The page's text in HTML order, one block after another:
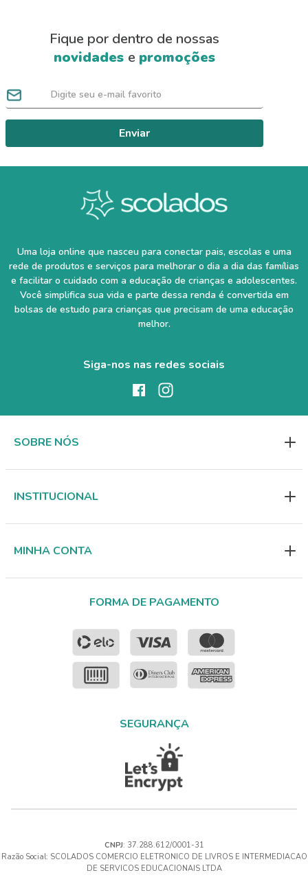
Fique por dentro de nossas
novidades e promoções
Enviar
Uma loja online que nasceu para conectar pais, escolas e uma
rede de produtos e serviços para melhorar o dia a dia das famílias
e facilitar o cuidado com a educação de crianças e adolescentes.
Você simplifica sua vida e parte dessa renda é convertida em
bolsas de estudo para crianças que precisam de uma educação
melhor.
Siga-nos nas redes sociais
SOBRE NÓS
INSTITUCIONAL
MINHA CONTA
FORMA DE PAGAMENTO
SEGURANÇA
CNPJ: 37.288.612/0001-31
Razão Social: SCOLADOS COMERCIO ELETRONICO DE LIVROS E INTERMEDIACAO
DE SERVICOS EDUCACIONAIS LTDA